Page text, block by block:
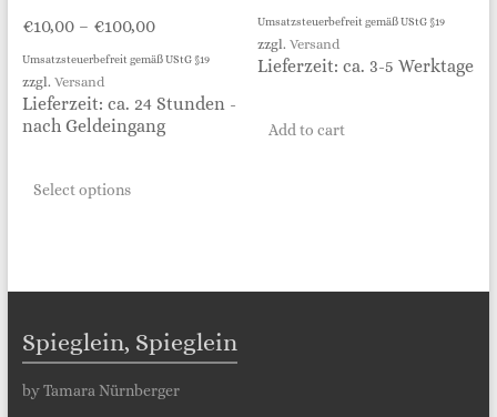
€10,00– €100,00
Umsatzsteuerbefreit gemäß UStG §19
zzgl. Versand
Lieferzeit: ca. 24 Stunden -
nach Geldeingang
Select options
Umsatzsteuerbefreit gemäß UStG §19
zzgl.Versand
Lieferzeit: ca. 3-5 Werktage
Add to cart
Spieglein, Spieglein
by Tamara Nürnberger